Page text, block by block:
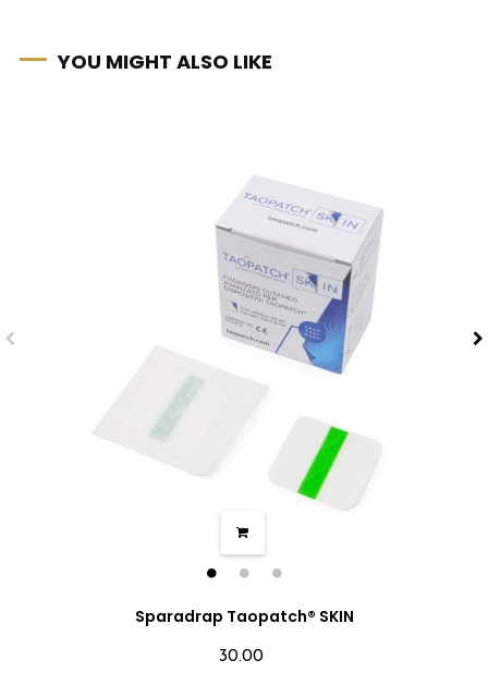
YOU MIGHT ALSO LIKE
Sparadrap Taopatch® SKIN
30.00